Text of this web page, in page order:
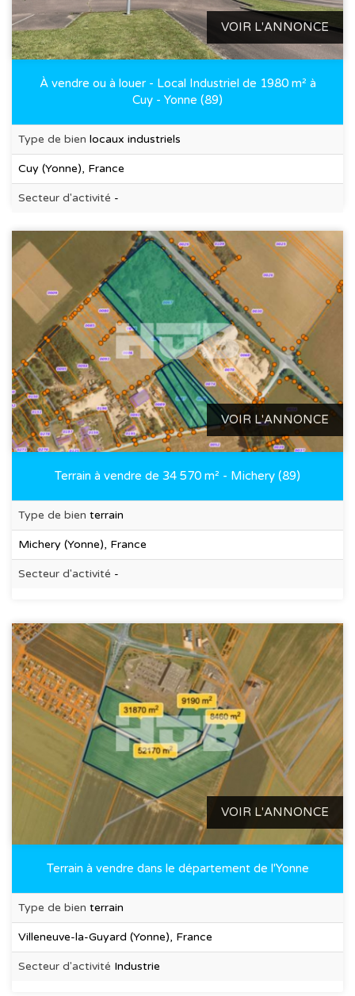
VOIR L'ANNONCE
À vendre ou à louer - Local Industriel de 1980 m² à
Cuy - Yonne (89)
Type de bien locaux industriels
Cuy (Yonne), France
Secteur d'activité -
VOIR L'ANNONCE
Terrain à vendre de 34 570 m² - Michery (89)
Type de bien terrain
Michery (Yonne), France
Secteur d'activité -
VOIR L'ANNONCE
Terrain à vendre dans le département de l'Yonne
Type de bien terrain
Villeneuve-la-Guyard (Yonne), France
Secteur d'activité Industrie